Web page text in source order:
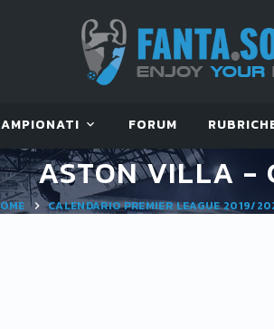
FORUM
ASTON VILLA -
CALENDARIO PREMIER LEAGUE 2019/